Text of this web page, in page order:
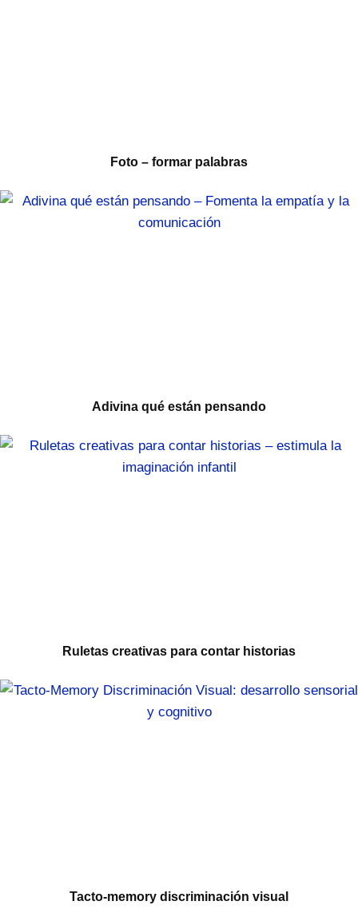
Foto – formar palabras
Adivina qué están pensando
Ruletas creativas para contar historias
Tacto-memory discriminación visual